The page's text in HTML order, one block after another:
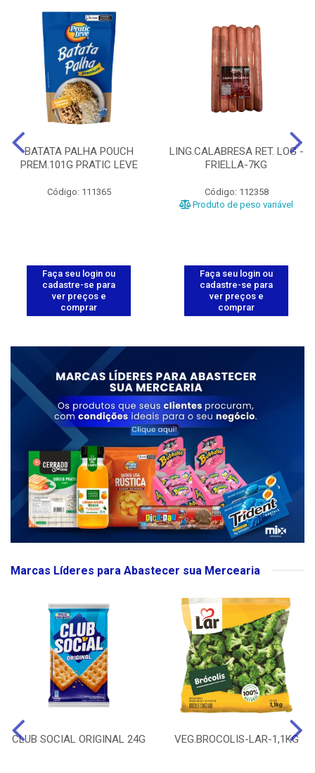
BATATA PALHA POUCH
PREM.101G PRATIC LEVE
Código: 111365
Faça seu login ou
cadastre-se para
ver preços e
comprar
LING.CALABRESA RET. LOG -
FRIELLA-7KG
Código: 112358
Produto de peso variável
Faça seu login ou
cadastre-se para
ver preços e
comprar
Marcas Líderes para Abastecer sua Mercearia
CLUB SOCIAL ORIGINAL 24G VEG.BROCOLIS-LAR-1,1KG